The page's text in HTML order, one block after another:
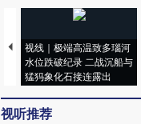
视线｜极端高温致多瑙河
水位跌破纪录 二战沉船与
猛犸象化石接连露出
视听推荐